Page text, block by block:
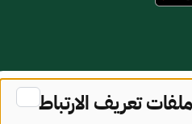
ملفات تعريف الارتباط